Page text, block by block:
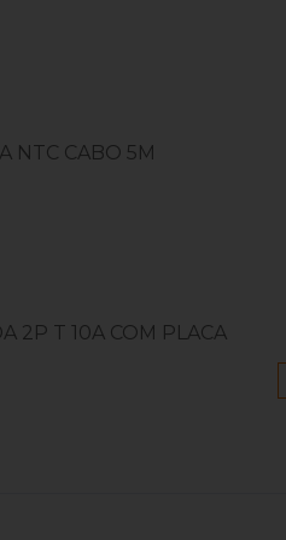
NTC CABO 5M
2P T 10A COM PLACA